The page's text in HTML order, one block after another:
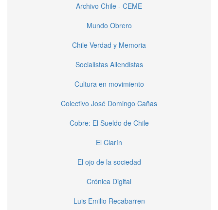
Archivo Chile - CEME
Mundo Obrero
Chile Verdad y Memoria
Socialistas Allendistas
Cultura en movimiento
Colectivo José Domingo Cañas
Cobre: El Sueldo de Chile
El Clarín
El ojo de la sociedad
Crónica Digital
Luis Emilio Recabarren